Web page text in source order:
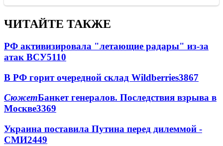
ЧИТАЙТЕ ТАКЖЕ
РФ активизировала "летающие радары" из-за
атак ВСУ5110
В РФ горит очередной склад Wildberries3867
СюжетБанкет генералов. Последствия взрыва в
Москве3369
Украина поставила Путина перед дилеммой -
СМИ2449